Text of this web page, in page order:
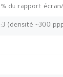
% du rapport
(densité ~300